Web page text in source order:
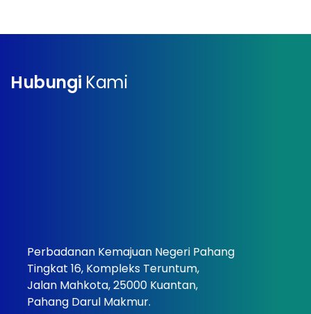
Hubungi Kami
Perbadanan Kemajuan Negeri Pahang
Tingkat 16, Kompleks Teruntum,
Jalan Mahkota, 25000 Kuantan,
Pahang Darul Makmur.